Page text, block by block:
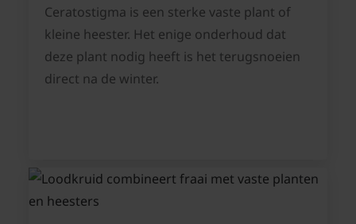
Ceratostigma is een sterke vaste plant of
kleine heester. Het enige onderhoud dat
deze plant nodig heeft is het terugsnoeien
direct na de winter.